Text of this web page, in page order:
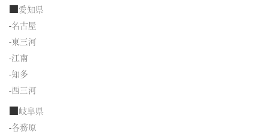
■愛知県
-名古屋
-東三河
-江南
-知多
-西三河
■岐阜県
-各務原